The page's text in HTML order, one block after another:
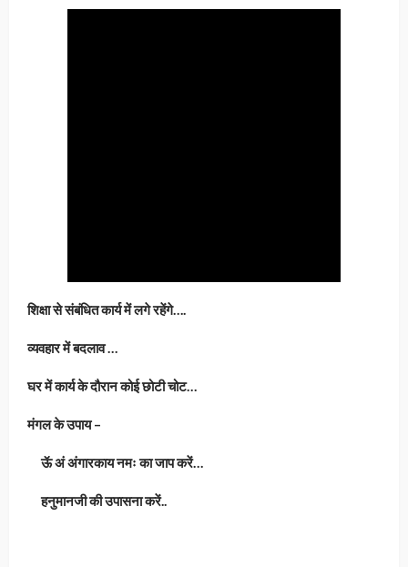
शिक्षा से संबंधित कार्य में लगे रहेंगे….
व्यवहार में बदलाव …
घर में कार्य के दौरान कोई छोटी चोट…
मंगल के उपाय –
ऊॅ अं अंगारकाय नमः का जाप करें…
हनुमानजी की उपासना करें..